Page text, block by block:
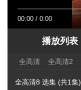
00:00 / 0:00
播放列表
全高清 全高清2
全高清8 选集 (共1集)